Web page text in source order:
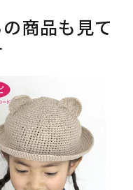
商品も見て